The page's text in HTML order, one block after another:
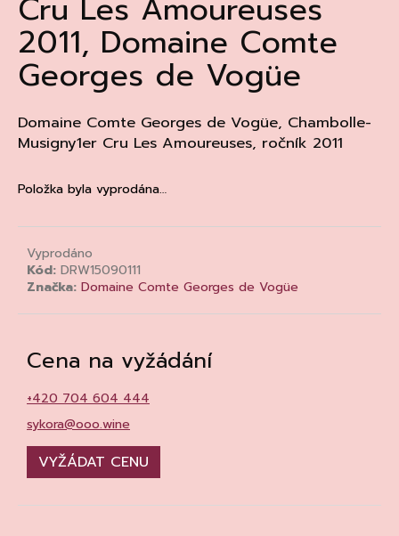
Cru Les Amoureuses
2011, Domaine Comte
Georges de Vogüe
Domaine Comte Georges de Vogüe, Chambolle-
Musigny1er Cru Les Amoureuses, ročník 2011
Položka byla vyprodána…
Vyprodáno
Kód: DRW15090111
Značka: Domaine Comte Georges de Vogüe
Cena na vyžádání
+420 704 604 444
sykora@ooo.wine
VYŽÁDAT CENU
a
j
í
t
?
D
č
u
m
e